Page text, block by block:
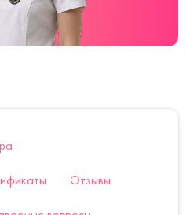
Отзывы